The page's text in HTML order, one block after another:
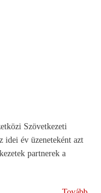
Szövetkezeti
idei év üzeneteként azt
partnerek a